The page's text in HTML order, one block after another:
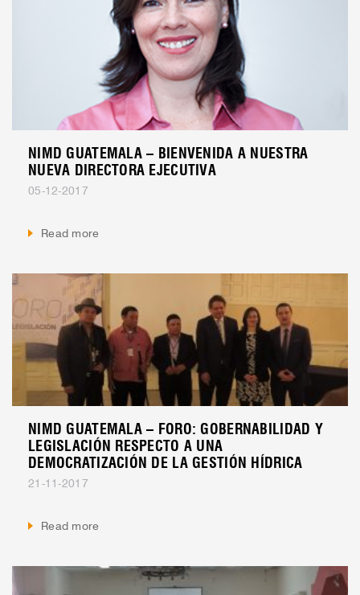
NIMD GUATEMALA – BIENVENIDA A NUESTRA
NUEVA DIRECTORA EJECUTIVA
05-12-2017
Read more
NIMD GUATEMALA – FORO: GOBERNABILIDAD Y
LEGISLACIÓN RESPECTO A UNA
DEMOCRATIZACIÓN DE LA GESTIÓN HÍDRICA
21-11-2017
Read more